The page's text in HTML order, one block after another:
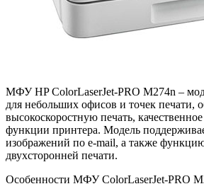
МФУ HP ColorLaserJet-PRO M274n –
для небольших офисов и точек печати,
высокоскоростную печать,
функции принтера. Модель
изображений по e-mail, а также
двухсторонней печати.
Особенности МФУ ColorLaserJet-PRO